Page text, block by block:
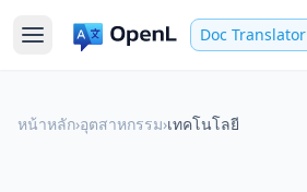
Doc Translator
หน้าหลัก›อุตสาหกรรม›เทคโนโลยี